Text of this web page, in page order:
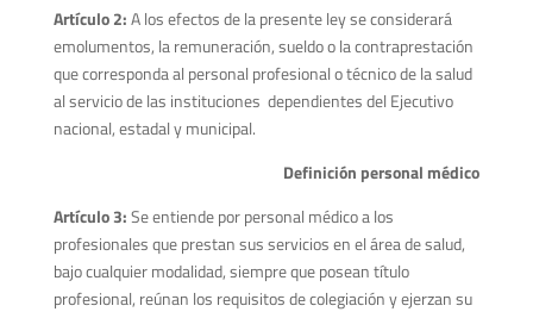
Artículo 2:A los efectos de la presente ley se considerará
emolumentos, la remuneración, sueldo o la contraprestación
que corresponda al personal profesional o técnico de la salud
al servicio de las instituciones dependientes del Ejecutivo
nacional, estadal y municipal.
Definición personal médico
Artículo 3:Se entiende por personal médico a los
profesionales que prestan sus servicios en el área de salud,
bajo cualquier modalidad, siempre que posean título
profesional, reúnan los requisitos de colegiación y ejerzan su